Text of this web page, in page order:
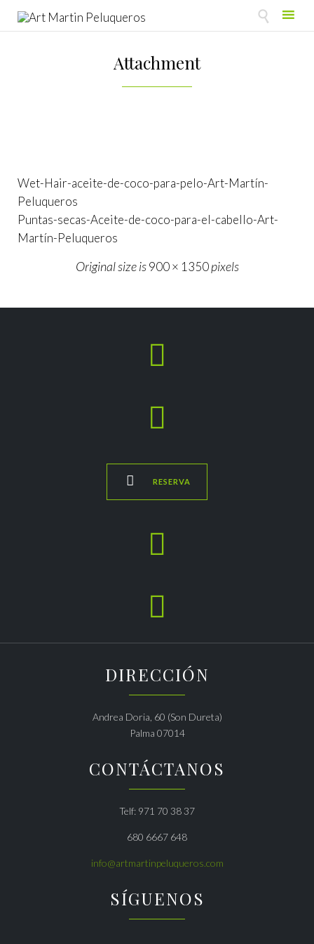

Attachment
Wet-Hair-aceite-de-coco-para-pelo-Art-Martín-
Peluqueros
Puntas-secas-Aceite-de-coco-para-el-cabello-Art-
Martín-Peluqueros
Original size is900 × 1350pixels


 RESERVA


DIRECCIÓN
Andrea Doria, 60 (Son Dureta)
Palma 07014
CONTÁCTANOS
Telf: 971 70 38 37
680 6667 648
info@artmartinpeluqueros.com
SÍGUENOS